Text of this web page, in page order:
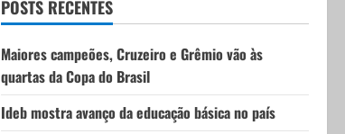
POSTS RECENTES
Maiores campeões, Cruzeiro e Grêmio vão às
quartas da Copa do Brasil
Ideb mostra avanço da educação básica no país